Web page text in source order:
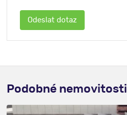
Podobné nemovitosti